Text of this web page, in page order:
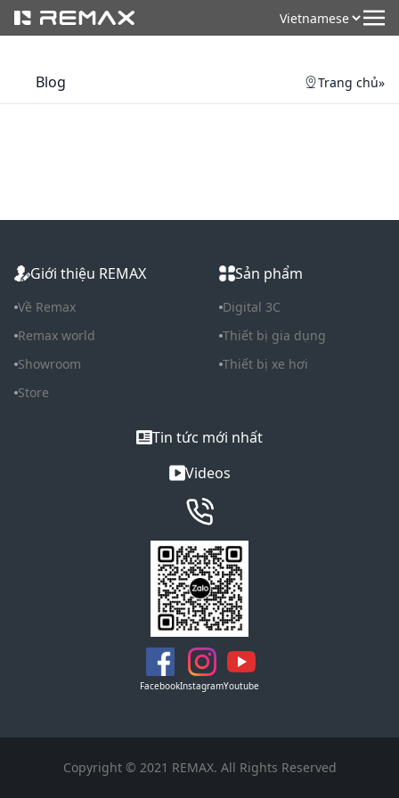
Blog Trang chủ»
Giới thiệu REMAX
Về Remax
Remax world
Showroom
Store
Sản phẩm
Digital 3C
Thiết bị gia dụng
Thiết bị xe hơi
Tin tức mới nhất
Videos
FacebookInstagramYoutube
Copyright © 2021 REMAX. All Rights Reserved